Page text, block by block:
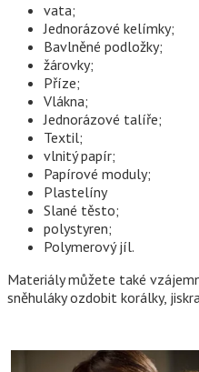
vata;
Jednorázové kelímky;
Bavlněné podložky;
žárovky;
Příze;
Vlákna;
Jednorázové talíře;
Textil;
vlnitý papír;
Papírové moduly;
Plastelíny
Slané těsto;
polystyren;
Polymerový jíl.
Materiály můžete také
sněhuláky ozdobit korálky,